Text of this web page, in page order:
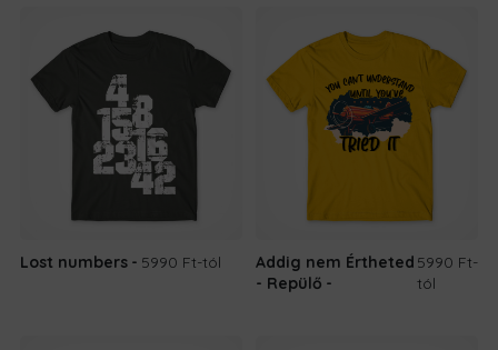
Lost numbers 5990 Ft-tól
Addig nem Értheted
- Repülő
5990 Ft-
tól